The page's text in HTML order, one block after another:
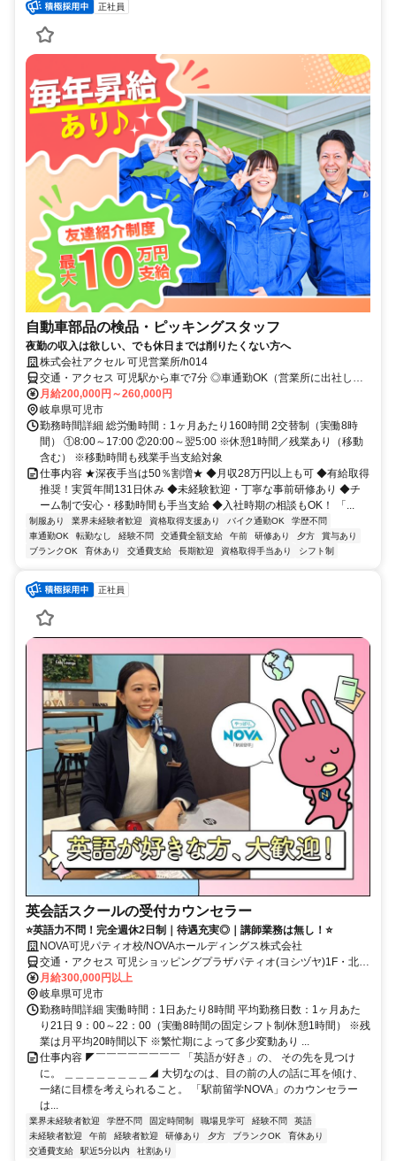
正社員
自動車部品の検品・ピッキングスタッフ
夜勤の収入は欲しい、でも休日までは削りたくない方へ
株式会社アクセル 可児営業所/h014
交通・アクセス 可児駅から車で7分 ◎車通勤OK（営業所に出社し
て、チームで顧客先へ移動します）
月給200,000円～260,000円
岐阜県可児市
勤務時間詳細 総労働時間：1ヶ月あたり160時間 2交替制（実働8時
間） ①8:00～17:00 ②20:00～翌5:00 ※休憩1時間／残業あり（移動
含む） ※移動時間も残業手当支給対象
仕事内容 ★深夜手当は50％割増★ ◆月収28万円以上も可 ◆有給取得
推奨！実質年間131日休み ◆未経験歓迎・丁寧な事前研修あり ◆チ
ーム制で安心・移動時間も手当支給 ◆入社時期の相談もOK！ 「...
制服あり 業界未経験者歓迎 資格取得支援あり バイク通勤OK
学歴不問
車通勤OK
転勤なし 経験不問 交通費全額支給 午前 研修あり 夕方
賞与あり
ブランクOK
育休あり 交通費支給 長期歓迎 資格取得手当あり シフト制
正社員
英会話スクールの受付カウンセラー
⭐英語力不問！完全週休2日制｜待遇充実◎｜講師業務は無し！⭐
NOVA可児パティオ校/NOVAホールディングス株式会社
交通・アクセス 可児ショッピングプラザパティオ(ヨシヅヤ)1F・北側
平面駐車場向い・ほけんの窓口様隣
月給300,000円以上
岐阜県可児市
勤務時間詳細 実働時間：1日あたり8時間 平均勤務日数：1ヶ月あた
り21日 9：00～22：00（実働8時間の固定シフト制/休憩1時間） ※残
業は月平均20時間以下 ※繁忙期によって多少変動あり ...
仕事内容 ◤￣￣￣￣￣￣￣￣ 「英語が好き」の、 その先を見つけ
に。 ＿＿＿＿＿＿＿＿◢ 大切なのは、目の前の人の話に耳を傾け、
一緒に目標を考えられること。 「駅前留学NOVA」のカウンセラー
は...
業界未経験者歓迎 学歴不問 固定時間制 職場見学可 経験不問
英語
未経験者歓迎
午前 経験者歓迎 研修あり 夕方 ブランクOK
育休あり
交通費支給
駅近5分以内 社割あり